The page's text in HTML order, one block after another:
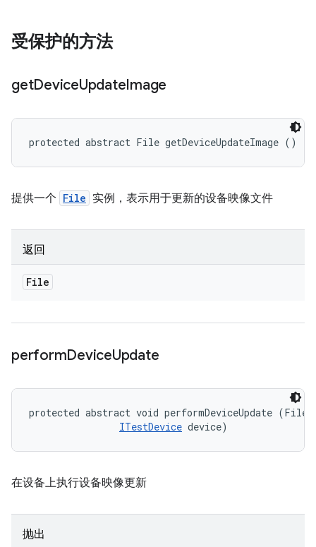
受保护的方法
getDeviceUpdateImage
protected abstract File getDeviceUpdateImage ()
提供一个 File 实例，表示用于更新的设备映像文件
返回
File
performDeviceUpdate
protected abstract void performDeviceUpdate (File
ITestDevice device)
在设备上执行设备映像更新
抛出